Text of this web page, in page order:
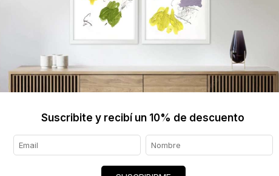
Ver
Suscribite y recibí un 10% de descuento